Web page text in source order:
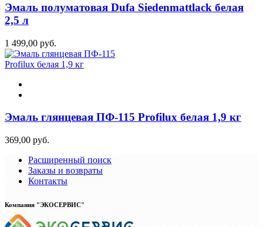
Эмаль полуматовая Dufa Siedenmattlack белая
2,5 л
1 499,00 руб.
Эмаль глянцевая ПФ-115 Profilux белая 1,9 кг
369,00 руб.
Расширенный поиск
Заказы и возвраты
Контакты
Компания "ЭКОСЕРВИС"